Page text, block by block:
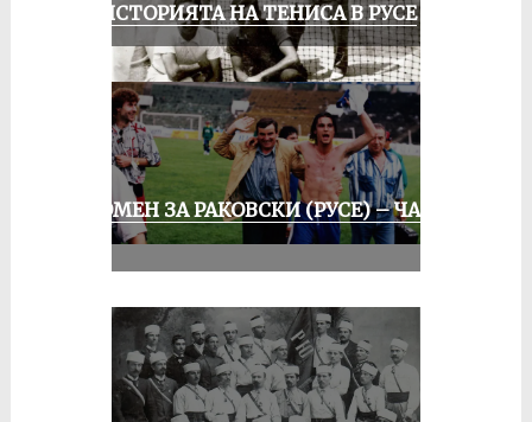
ЗА ИСТОРИЯТА НА ТЕНИСА В РУСЕ
СПОМЕН ЗА РАКОВСКИ (РУСЕ) – ЧАСТ